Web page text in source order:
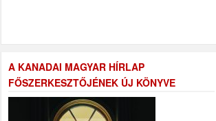
A KANADAI MAGYAR HÍRLAP
FŐSZERKESZTŐJÉNEK ÚJ KÖNYVE